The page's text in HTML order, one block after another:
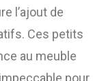
l’ajout de
Ces petits
au meuble
pour